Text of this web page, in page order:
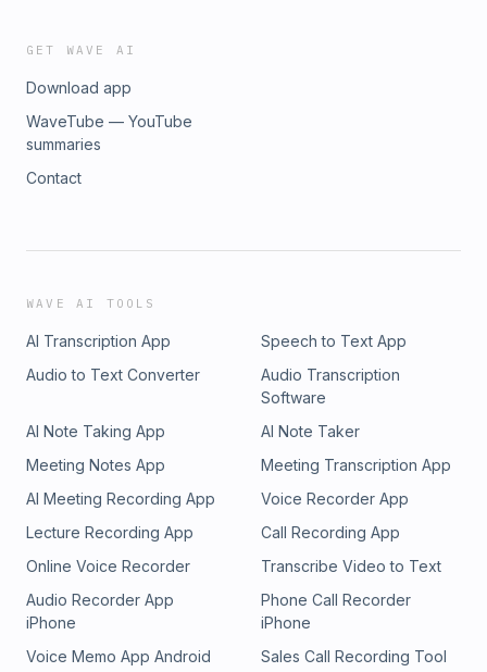
GET WAVE AI
Download app
WaveTube — YouTube
summaries
Contact
WAVE AI TOOLS
AI Transcription App
Speech to Text App
Audio to Text Converter
Audio Transcription
Software
AI Note Taking App
AI Note Taker
Meeting Notes App
Meeting Transcription App
AI Meeting Recording App
Voice Recorder App
Lecture Recording App
Call Recording App
Online Voice Recorder
Transcribe Video to Text
Audio Recorder App
iPhone
Phone Call Recorder
iPhone
Voice Memo App Android
Sales Call Recording Tool